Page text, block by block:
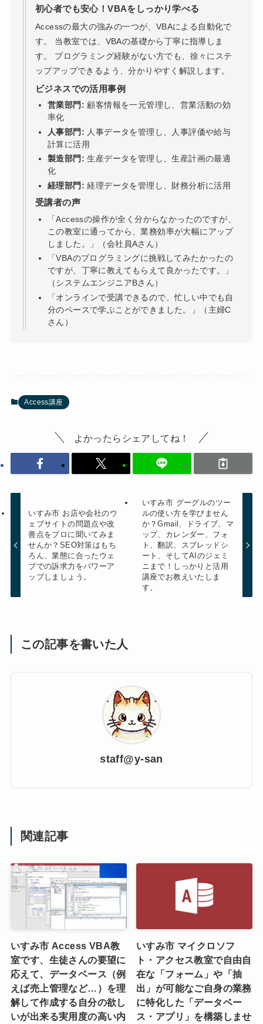
初心者でも安心！VBAをしっかり学べる
Accessの最大の強みの一つが、VBAによる自動化で
す。 当教室では、VBAの基礎から丁寧に指導しま
す。 プログラミング経験がない方でも、徐々にステ
ップアップできるよう、分かりやすく解説します。
ビジネスでの活用事例
営業部門: 顧客情報を一元管理し、営業活動の効
率化
人事部門: 人事データを管理し、人事評価や給与
計算に活用
製造部門: 生産データを管理し、生産計画の最適
化
経理部門: 経理データを管理し、財務分析に活用
受講者の声
「Accessの操作が全く分からなかったのですが、
この教室に通ってから、業務効率が大幅にアップ
しました。」（会社員Aさん）
「VBAのプログラミングに挑戦してみたかったの
ですが、丁寧に教えてもらえて良かったです。」
（システムエンジニアBさん）
「オンラインで受講できるので、忙しい中でも自
分のペースで学ぶことができました。」（主婦C
さん）
Access講座
よかったらシェアしてね！
いすみ市 お店や会社のウ
ェブサイトの問題点や改
善点をプロに聞いてみま
せんか？SEO対策はもち
ろん、業態に合ったウェ
ブでの訴求力をパワーア
ップしましょう。
いすみ市 グーグルのツー
ルの使い方を学びません
か？Gmail、ドライブ、マ
ップ、カレンダー、フォ
ト、翻訳、スプレッドシ
ート、そしてAIのジェミ
ニまで！しっかりと活用
講座でお教えいたしま
す。
この記事を書いた人
staff@y-san
関連記事
いすみ市 Access VBA教
室です、生徒さんの要望に
応えて、データベース（例
えば売上管理など…）を理
解して作成する自分の欲し
いが出来る実用度の高い内
いすみ市 マイクロソフ
ト・アクセス教室で自由自
在な「フォーム」や「抽
出」が可能なご自身の業務
に特化した「データベー
ス・アプリ」を構築しませ